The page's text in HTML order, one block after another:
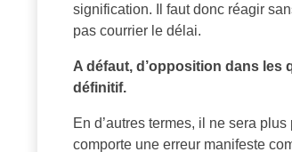
signification. Il faut donc réagir
pas courrier le délai.
A défaut, d’opposition dans les
définitif.
En d’autres termes, il ne sera
comporte une erreur manifeste